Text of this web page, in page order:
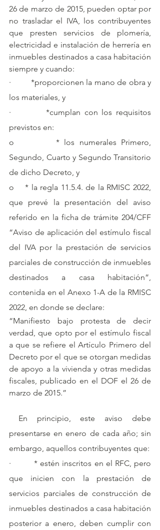
26 de marzo de 2015, pueden optar por
no trasladar el IVA, los contribuyentes
que presten servicios de plomería,
electricidad e instalación de herrería en
inmuebles destinados a casa habitación
siempre y cuando:
·         *proporcionen la mano de obra y
los materiales, y
·         *cumplan con los requisitos
previstos en:
o         * los numerales Primero,
Segundo, Cuarto y Segundo Transitorio
de dicho Decreto, y
o    * la regla 11.5.4. de la RMISC 2022,
que prevé la presentación del aviso
referido en la ficha de trámite 204/CFF
“Aviso de aplicación del estímulo fiscal
del IVA por la prestación de servicios
parciales de construcción de inmuebles
destinados a casa habitación”,
contenida en el Anexo 1-A de la RMISC
2022, en donde se declare:
“Manifiesto bajo protesta de decir
verdad, que opto por el estímulo fiscal
a que se refiere el Artículo Primero del
Decreto por el que se otorgan medidas
de apoyo a la vivienda y otras medidas
fiscales, publicado en el DOF el 26 de
marzo de 2015.”
presentarse en enero de cada año; sin
embargo, aquellos contribuyentes que:
·         * estén inscritos en el RFC, pero
que inicien con la prestación de
servicios parciales de construcción de
inmuebles destinados a casa habitación
posterior a enero, deben cumplir con